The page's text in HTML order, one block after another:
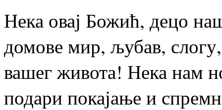
Нека овај Божић, децо
домове мир, љубав,
вашег живота! Нека нам
подари покајање и